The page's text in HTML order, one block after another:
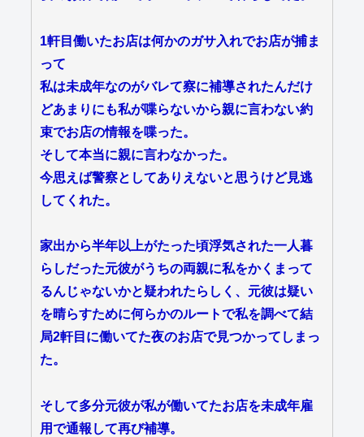
1軒目働いたお店は何かのガサ入れでお店が捕ま
って
私は未成年なのがバレて察に補導されたんだけ
どあまりにも私が喋らないから親に言わない約
束でお店の情報を喋った。
そして本当に親に言わなかった。
今思えば警察としてありえないと思うけど見逃
してくれた。
家出から半年以上がたった頃浮気された一人暮
らしだった元彼がうちの両親に私をかくまって
るんじゃないかと疑われたらしく、元彼は疑い
を晴らすために何らかのルートで私を調べて結
局2軒目に働いてた夜のお店で見つかってしまっ
た。
そして多分元彼が私が働いてたお店を未成年雇
用で通報して再び補導。